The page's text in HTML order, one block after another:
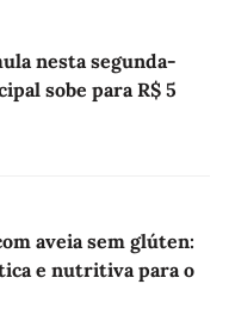
nesta segunda-
sobe para R$ 5
aveia sem glúten:
e nutritiva para o